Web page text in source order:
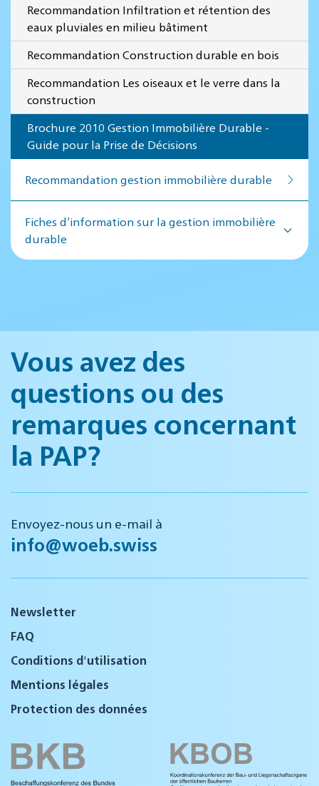
Recommandation Infiltration et rétention des
eaux pluviales en milieu bâtiment
Recommandation Construction durable en bois
Recommandation Les oiseaux et le verre dans la
construction
Brochure 2010 Gestion Immobilière Durable -
Guide pour la Prise de Décisions
Recommandation ges­tion im­mo­bi­lière du­rable
Fiches d’information sur la gestion immobilière
durable
Vous avez des
questions ou des
remarques concernant
la PAP?
Envoyez-nous un e-mail à
info@woeb.swiss
Newsletter
FAQ
Conditions d'utilisation
Mentions légales
Protection des données